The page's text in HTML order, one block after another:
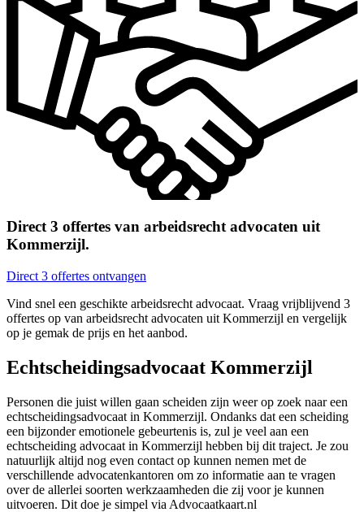
Direct 3 offertes van arbeidsrecht advocaten uit
Kommerzijl.
Direct 3 offertes ontvangen
Vind snel een geschikte arbeidsrecht advocaat. Vraag vrijblijvend 3
offertes op van arbeidsrecht advocaten uit Kommerzijl en vergelijk
op je gemak de prijs en het aanbod.
Echtscheidingsadvocaat Kommerzijl
Personen die juist willen gaan scheiden zijn weer op zoek naar een
echtscheidingsadvocaat in Kommerzijl. Ondanks dat een scheiding
een bijzonder emotionele gebeurtenis is, zul je veel aan een
echtscheiding advocaat in Kommerzijl hebben bij dit traject. Je zou
natuurlijk altijd nog even contact op kunnen nemen met de
verschillende advocatenkantoren om zo informatie aan te vragen
over de allerlei soorten werkzaamheden die zij voor je kunnen
uitvoeren. Dit doe je simpel via Advocaatkaart.nl